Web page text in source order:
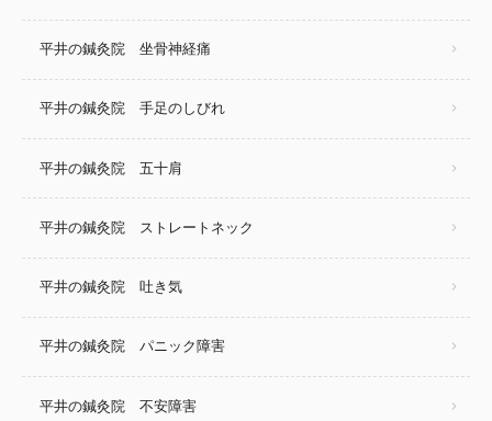
平井の鍼灸院 坐骨神経痛
平井の鍼灸院 手足のしびれ
平井の鍼灸院 五十肩
平井の鍼灸院 ストレートネック
平井の鍼灸院 吐き気
平井の鍼灸院 パニック障害
平井の鍼灸院 不安障害